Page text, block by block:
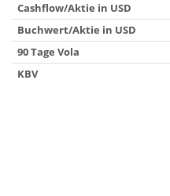
Cashflow/Aktie in USD
Buchwert/Aktie in USD
90 Tage Vola
KBV